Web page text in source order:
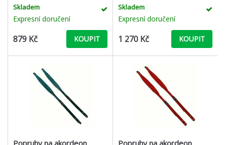
až 110 cm - nastavitelná na popr
Skladem
Expresní doručení
879 Kč KOUPIT
Nastavitelná délka (80 cm až 110
Skladem
Expresní doručení
1 270 Kč KOUPIT
Popruhy na akordeon
Popruhy na akordeon